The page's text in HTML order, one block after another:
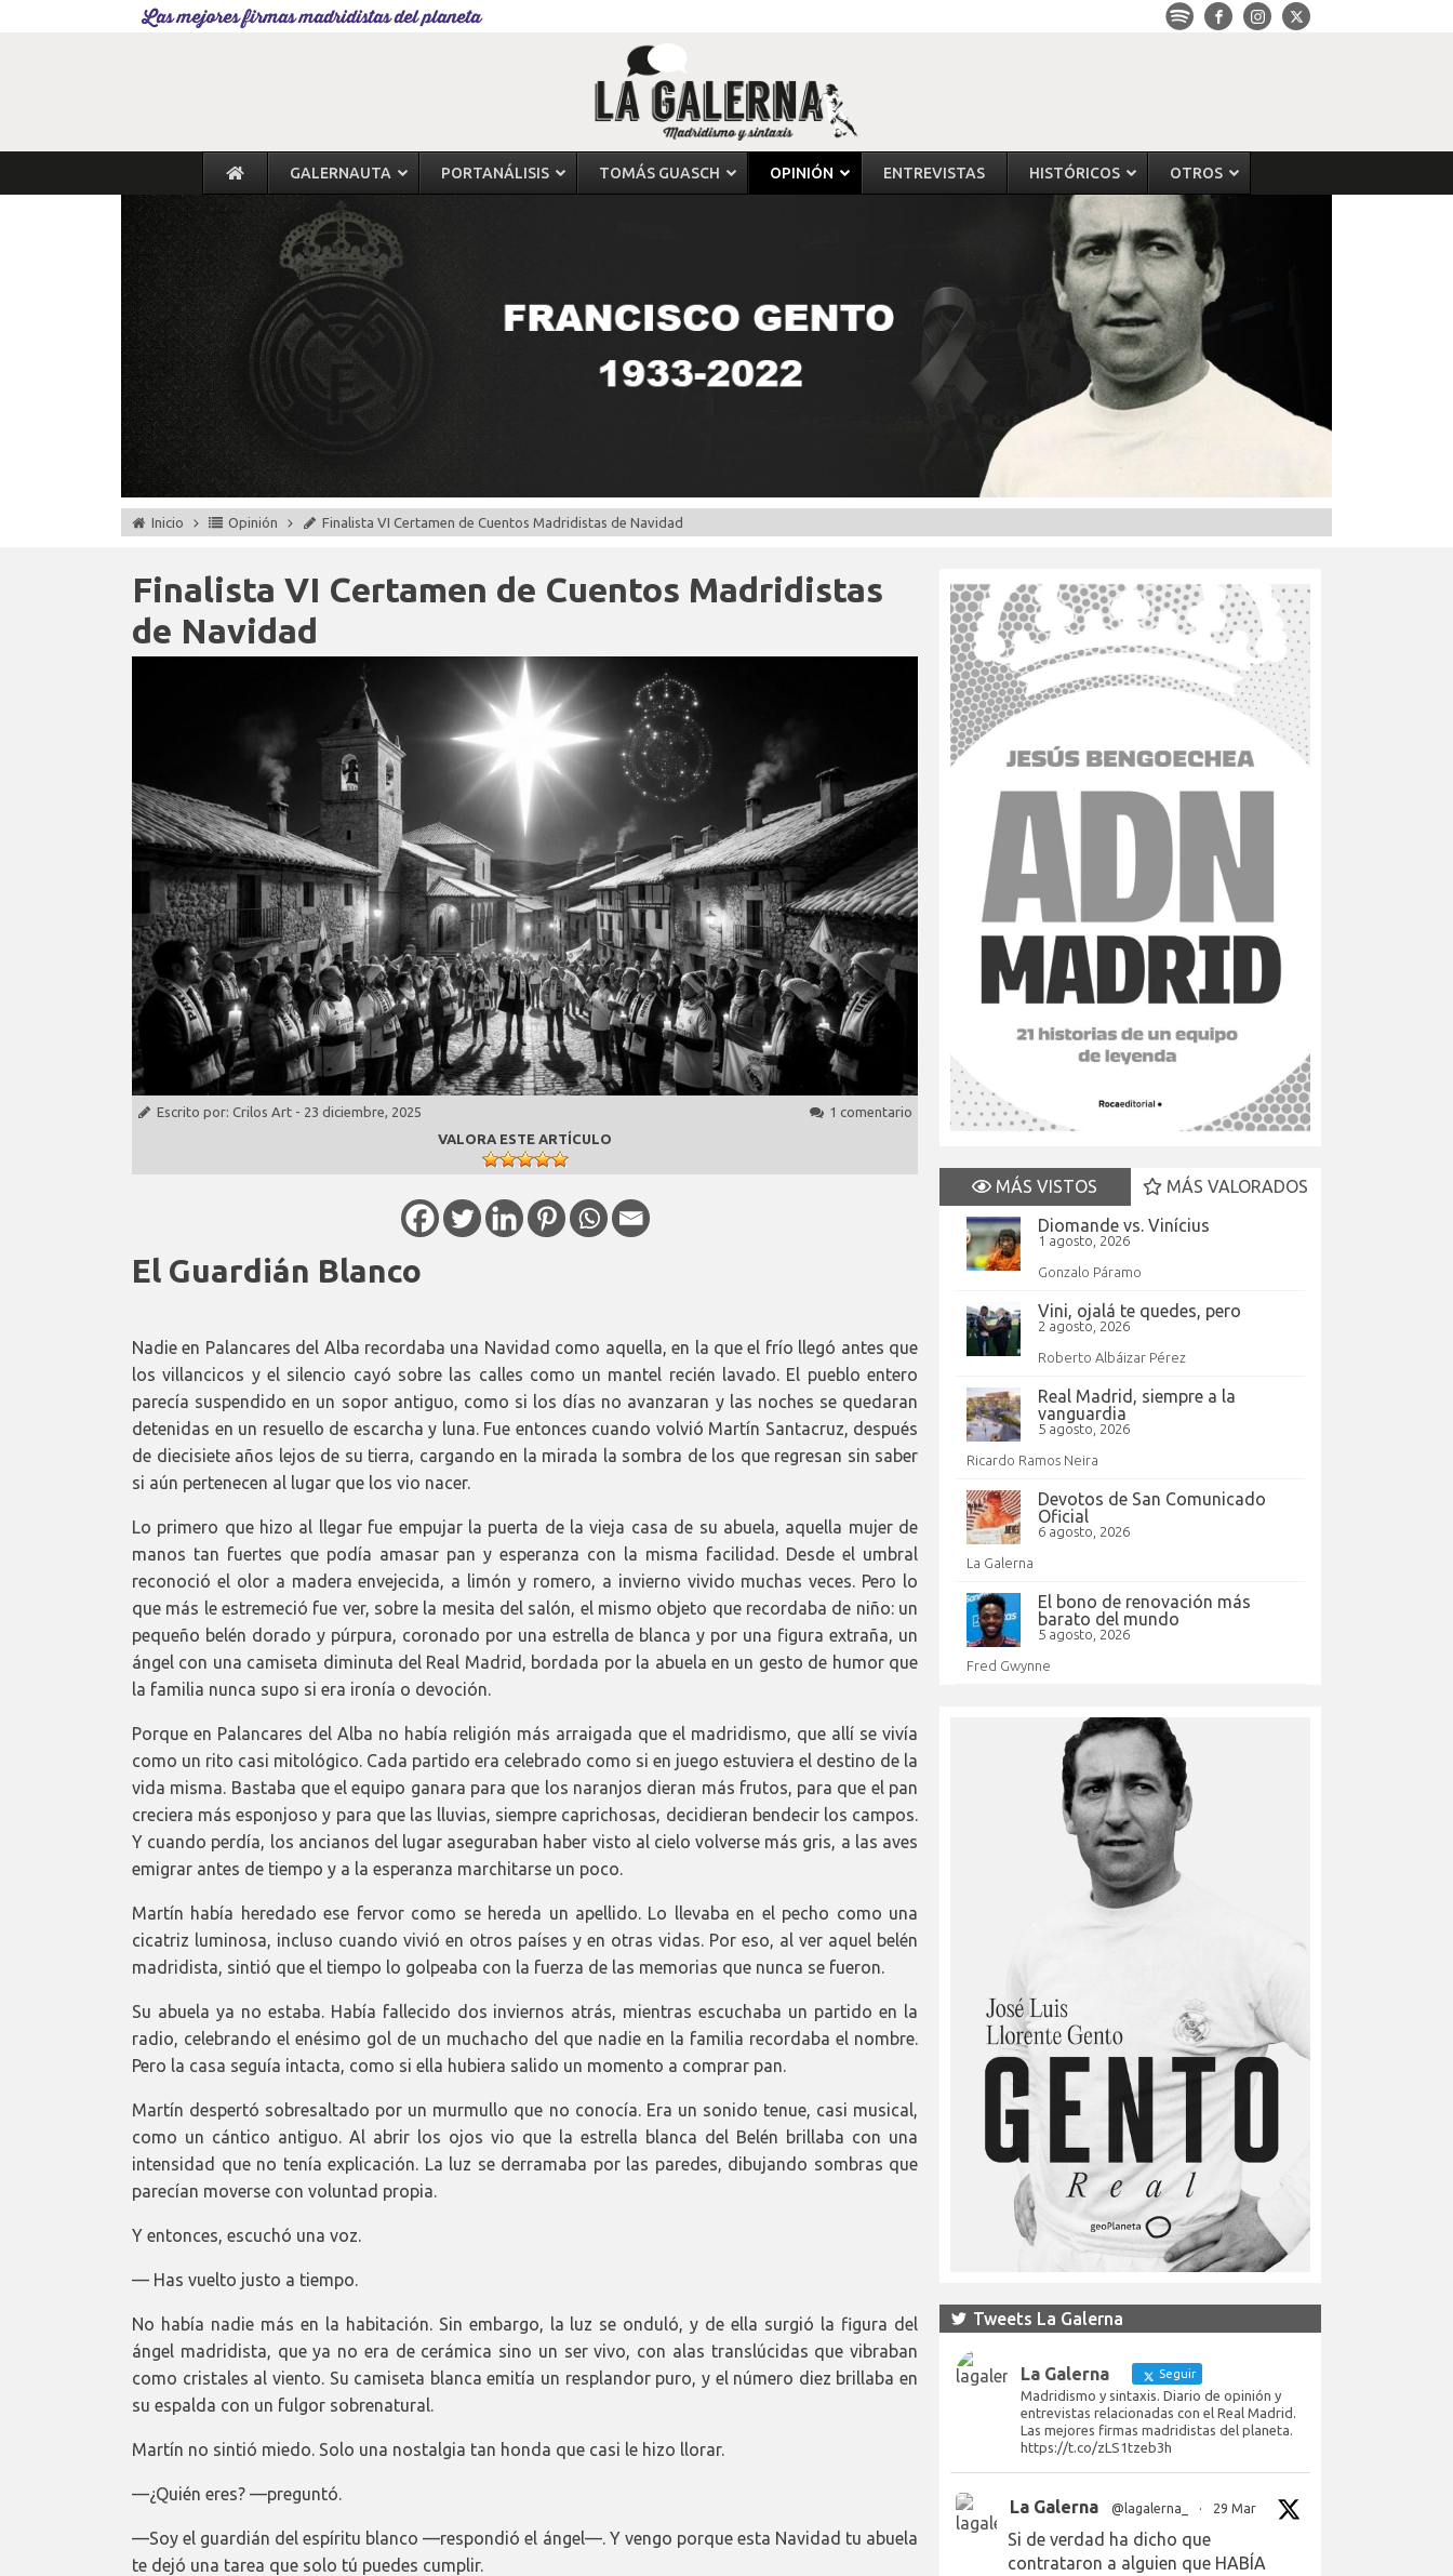
Las mejores firmas madridistas del planeta
GALERNAUTA PORTANÁLISIS TOMÁS GUASCH OPINIÓN ENTREVISTAS HISTÓRICOS OTROS
Inicio Opinión Finalista VI Certamen de Cuentos Madridistas de Navidad
Finalista VI Certamen de Cuentos Madridistas
de Navidad
Escrito por: Crilos Art - 23 diciembre, 2025
1 comentario
VALORA ESTE ARTÍCULO
El Guardián Blanco
Nadie en Palancares del Alba recordaba una Navidad como aquella, en la que el frío llegó antes que
los villancicos y el silencio cayó sobre las calles como un mantel recién lavado. El pueblo entero
parecía suspendido en un sopor antiguo, como si los días no avanzaran y las noches se quedaran
detenidas en un resuello de escarcha y luna. Fue entonces cuando volvió Martín Santacruz, después
de diecisiete años lejos de su tierra, cargando en la mirada la sombra de los que regresan sin saber
si aún pertenecen al lugar que los vio nacer.
Lo primero que hizo al llegar fue empujar la puerta de la vieja casa de su abuela, aquella mujer de
manos tan fuertes que podía amasar pan y esperanza con la misma facilidad. Desde el umbral
reconoció el olor a madera envejecida, a limón y romero, a invierno vivido muchas veces. Pero lo
que más le estremeció fue ver, sobre la mesita del salón, el mismo objeto que recordaba de niño: un
pequeño belén dorado y púrpura, coronado por una estrella de blanca y por una figura extraña, un
ángel con una camiseta diminuta del Real Madrid, bordada por la abuela en un gesto de humor que
la familia nunca supo si era ironía o devoción.
Porque en Palancares del Alba no había religión más arraigada que el madridismo, que allí se vivía
como un rito casi mitológico. Cada partido era celebrado como si en juego estuviera el destino de la
vida misma. Bastaba que el equipo ganara para que los naranjos dieran más frutos, para que el pan
creciera más esponjoso y para que las lluvias, siempre caprichosas, decidieran bendecir los campos.
Y cuando perdía, los ancianos del lugar aseguraban haber visto al cielo volverse más gris, a las aves
emigrar antes de tiempo y a la esperanza marchitarse un poco.
Martín había heredado ese fervor como se hereda un apellido. Lo llevaba en el pecho como una
cicatriz luminosa, incluso cuando vivió en otros países y en otras vidas. Por eso, al ver aquel belén
madridista, sintió que el tiempo lo golpeaba con la fuerza de las memorias que nunca se fueron.
Su abuela ya no estaba. Había fallecido dos inviernos atrás, mientras escuchaba un partido en la
radio, celebrando el enésimo gol de un muchacho del que nadie en la familia recordaba el nombre.
Pero la casa seguía intacta, como si ella hubiera salido un momento a comprar pan.
Martín despertó sobresaltado por un murmullo que no conocía. Era un sonido tenue, casi musical,
como un cántico antiguo. Al abrir los ojos vio que la estrella blanca del Belén brillaba con una
intensidad que no tenía explicación. La luz se derramaba por las paredes, dibujando sombras que
parecían moverse con voluntad propia.
Y entonces, escuchó una voz.
— Has vuelto justo a tiempo.
No había nadie más en la habitación. Sin embargo, la luz se onduló, y de ella surgió la figura del
ángel madridista, que ya no era de cerámica sino un ser vivo, con alas translúcidas que vibraban
como cristales al viento. Su camiseta blanca emitía un resplandor puro, y el número diez brillaba en
su espalda con un fulgor sobrenatural.
Martín no sintió miedo. Solo una nostalgia tan honda que casi le hizo llorar.
—¿Quién eres? —preguntó.
—Soy el guardián del espíritu blanco —respondió el ángel—. Y vengo porque esta Navidad tu abuela
te dejó una tarea que solo tú puedes cumplir.
MÁS VISTOS
MÁS VALORADOS
Diomande vs. Vinícius
1 agosto, 2026
Gonzalo Páramo
Vini, ojalá te quedes, pero
2 agosto, 2026
Roberto Albáizar Pérez
Real Madrid, siempre a la
vanguardia
5 agosto, 2026
Ricardo Ramos Neira
Devotos de San Comunicado
Oficial
6 agosto, 2026
La Galerna
El bono de renovación más
barato del mundo
5 agosto, 2026
Fred Gwynne
Tweets La Galerna
La Galerna Seguir
Madridismo y sintaxis. Diario de opinión y
entrevistas relacionadas con el Real Madrid.
Las mejores firmas madridistas del planeta.
https://t.co/zLS1tzeb3h
La Galerna @lagalerna_ · 29 Mar
Si de verdad ha dicho que
contrataron a alguien que HABÍA